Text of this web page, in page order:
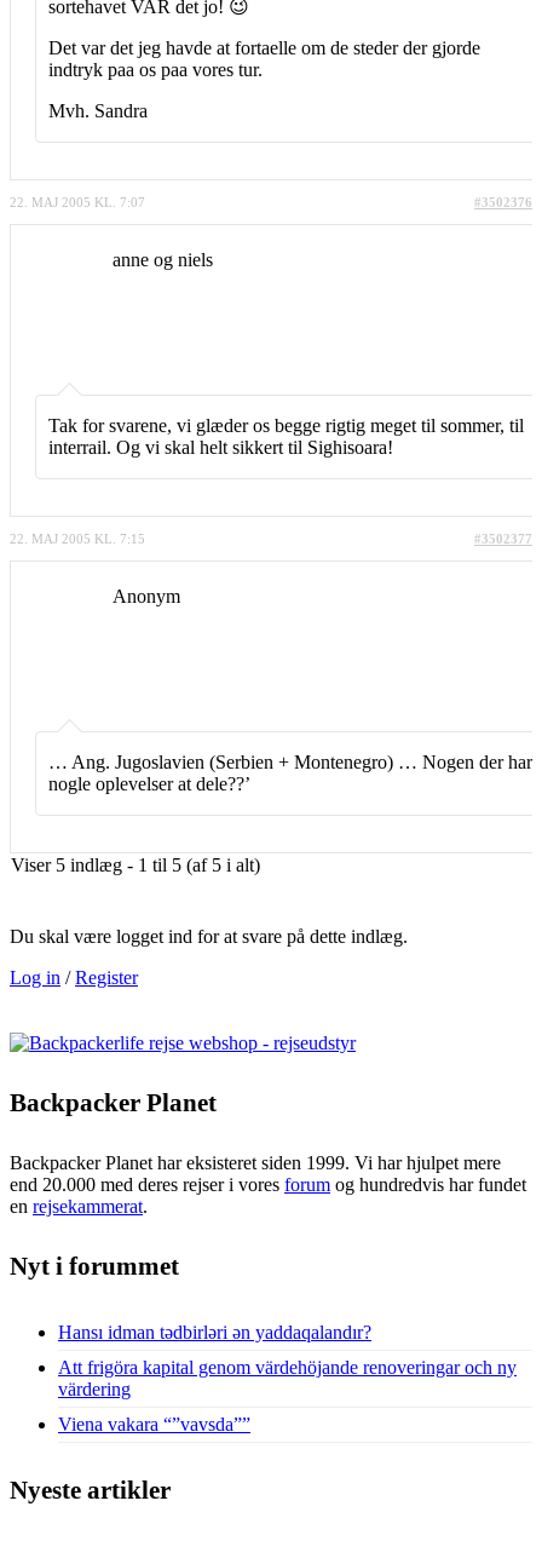
sortehavet VAR det jo! 😉
Det var det jeg havde at fortaelle om de steder der gjorde
indtryk paa os paa vores tur.
Mvh. Sandra
22. MAJ 2005 KL. 7:07 #3502376
anne og niels
Tak for svarene, vi glæder os begge rigtig meget til sommer, til
interrail. Og vi skal helt sikkert til Sighisoara!
22. MAJ 2005 KL. 7:15 #3502377
Anonym
… Ang. Jugoslavien (Serbien + Montenegro) … Nogen der har
nogle oplevelser at dele??’
Viser 5 indlæg - 1 til 5 (af 5 i alt)
Du skal være logget ind for at svare på dette indlæg.
Log in /Register
Backpacker Planet
Backpacker Planet har eksisteret siden 1999. Vi har hjulpet mere
end 20.000 med deres rejser i vores forum og hundredvis har fundet
en rejsekammerat.
Nyt i forummet
Hansı idman tədbirləri ən yaddaqalandır?
Att frigöra kapital genom värdehöjande renoveringar och ny
värdering
Viena vakara “”vavsda””
Nyeste artikler